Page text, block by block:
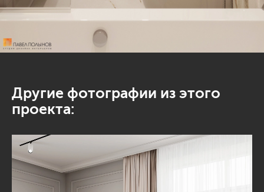
Другие фотографии из этого
проекта: